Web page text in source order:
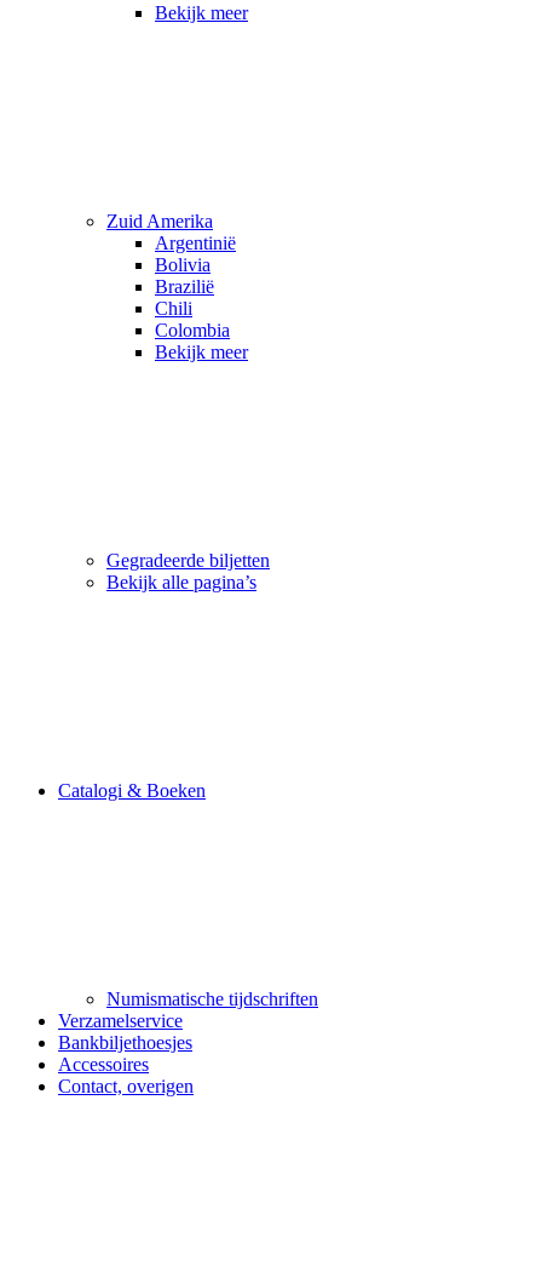
Bekijk meer
Zuid Amerika
Argentinië
Bolivia
Brazilië
Chili
Colombia
Bekijk meer
Gegradeerde biljetten
Bekijk alle pagina’s
Catalogi & Boeken
Numismatische tijdschriften
Verzamelservice
Bankbiljethoesjes
Accessoires
Contact, overigen